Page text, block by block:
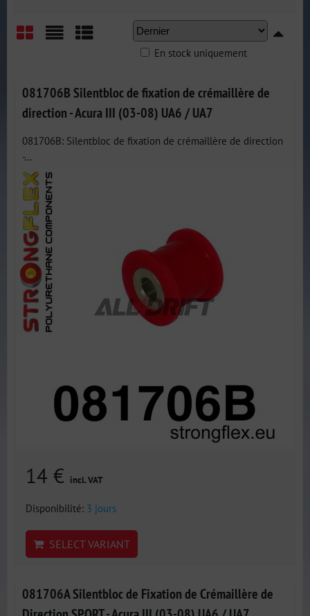
En stock uniquement
081706B Silentbloc de fixation de crémaillère de
direction - Acura III (03-08) UA6 / UA7
081706B: Silentbloc de fixation de crémaillère de direction
-...
14 € incl. VAT
Disponibilité: 3 jours
SELECT VARIANT
081706A Silentbloc de Fixation de Crémaillère de